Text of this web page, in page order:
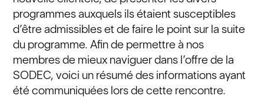
programmes auxquels ils étaient susceptibles
d’être admissibles et de faire le point sur la suite
du programme. Afin de permettre à nos
membres de mieux naviguer dans l’offre de la
SODEC, voici un résumé des informations ayant
été communiquées lors de cette rencontre.